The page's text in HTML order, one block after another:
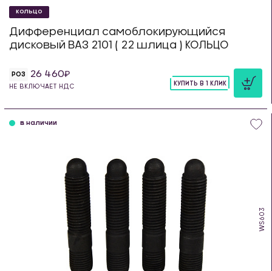
КОЛЬЦО
Дифференциал самоблокирующийся
дисковый ВАЗ 2101 ( 22 шлица ) КОЛЬЦО
РОЗ 26 460
НЕ ВКЛЮЧАЕТ НДС
КУПИТЬ В 1 КЛИК
WS603
в наличии